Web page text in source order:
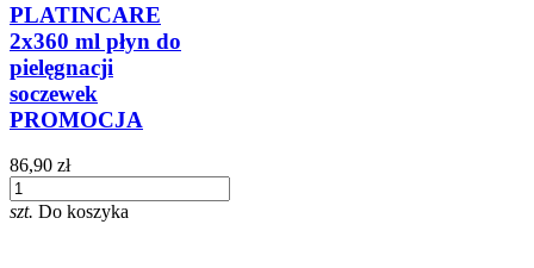
PLATINCARE
2x360 ml płyn do
pielęgnacji
soczewek
PROMOCJA
86,90 zł
szt. Do koszyka